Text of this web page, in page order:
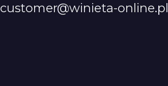
customer@winieta-online.pl